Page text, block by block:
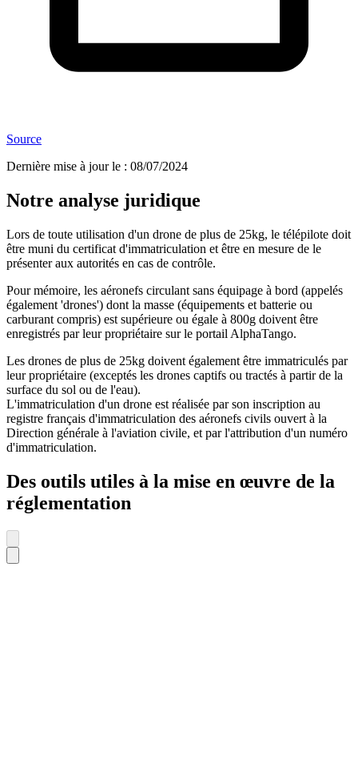
Source
Dernière mise à jour le : 08/07/2024
Notre analyse juridique
Lors de toute utilisation d'un drone de plus de 25kg, le télépilote doit
être muni du certificat d'immatriculation et être en mesure de le
présenter aux autorités en cas de contrôle.
Pour mémoire, les aéronefs circulant sans équipage à bord (appelés
également 'drones') dont la masse (équipements et batterie ou
carburant compris) est supérieure ou égale à 800g doivent être
enregistrés par leur propriétaire sur le portail AlphaTango.
Les drones de plus de 25kg doivent également être immatriculés par
leur propriétaire (exceptés les drones captifs ou tractés à partir de la
surface du sol ou de l'eau).
L'immatriculation d'un drone est réalisée par son inscription au
registre français d'immatriculation des aéronefs civils ouvert à la
Direction générale à l'aviation civile, et par l'attribution d'un numéro
d'immatriculation.
Des outils utiles à la mise en œuvre de la
réglementation